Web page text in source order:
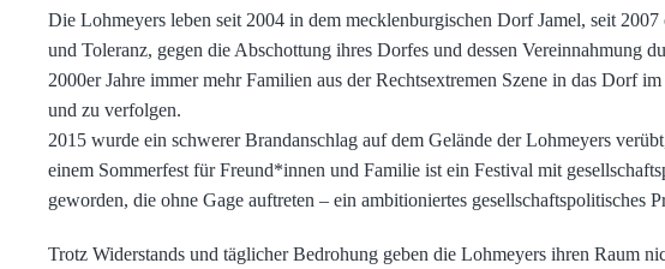
Die Lohmeyers leben seit 2004 in dem mecklenburgischen Dorf Jamel, seit
und Toleranz, gegen die Abschottung ihres Dorfes und dessen Vereinnahmung
2000er Jahre immer mehr Familien aus der Rechtsextremen Szene in das Dorf
und zu verfolgen.
2015 wurde ein schwerer Brandanschlag auf dem Gelände der Lohmeyers
einem Sommerfest für Freund*innen und Familie ist ein Festival mit
geworden, die ohne Gage auftreten – ein ambitioniertes gesellschaftspolitisches
Trotz Widerstands und täglicher Bedrohung geben die Lohmeyers ihren Raum